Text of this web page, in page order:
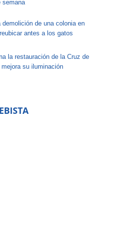
semana
demolición de una colonia en
antes a los gatos
la restauración de la Cruz de
su iluminación